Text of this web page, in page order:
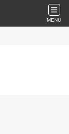
MENU